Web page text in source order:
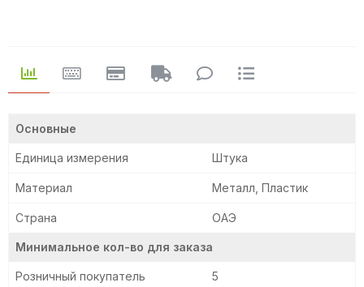
Основные
Единица измерения Штука
Материал Металл, Пластик
Страна ОАЭ
Минимальное кол-во для заказа
Розничный покупатель 5